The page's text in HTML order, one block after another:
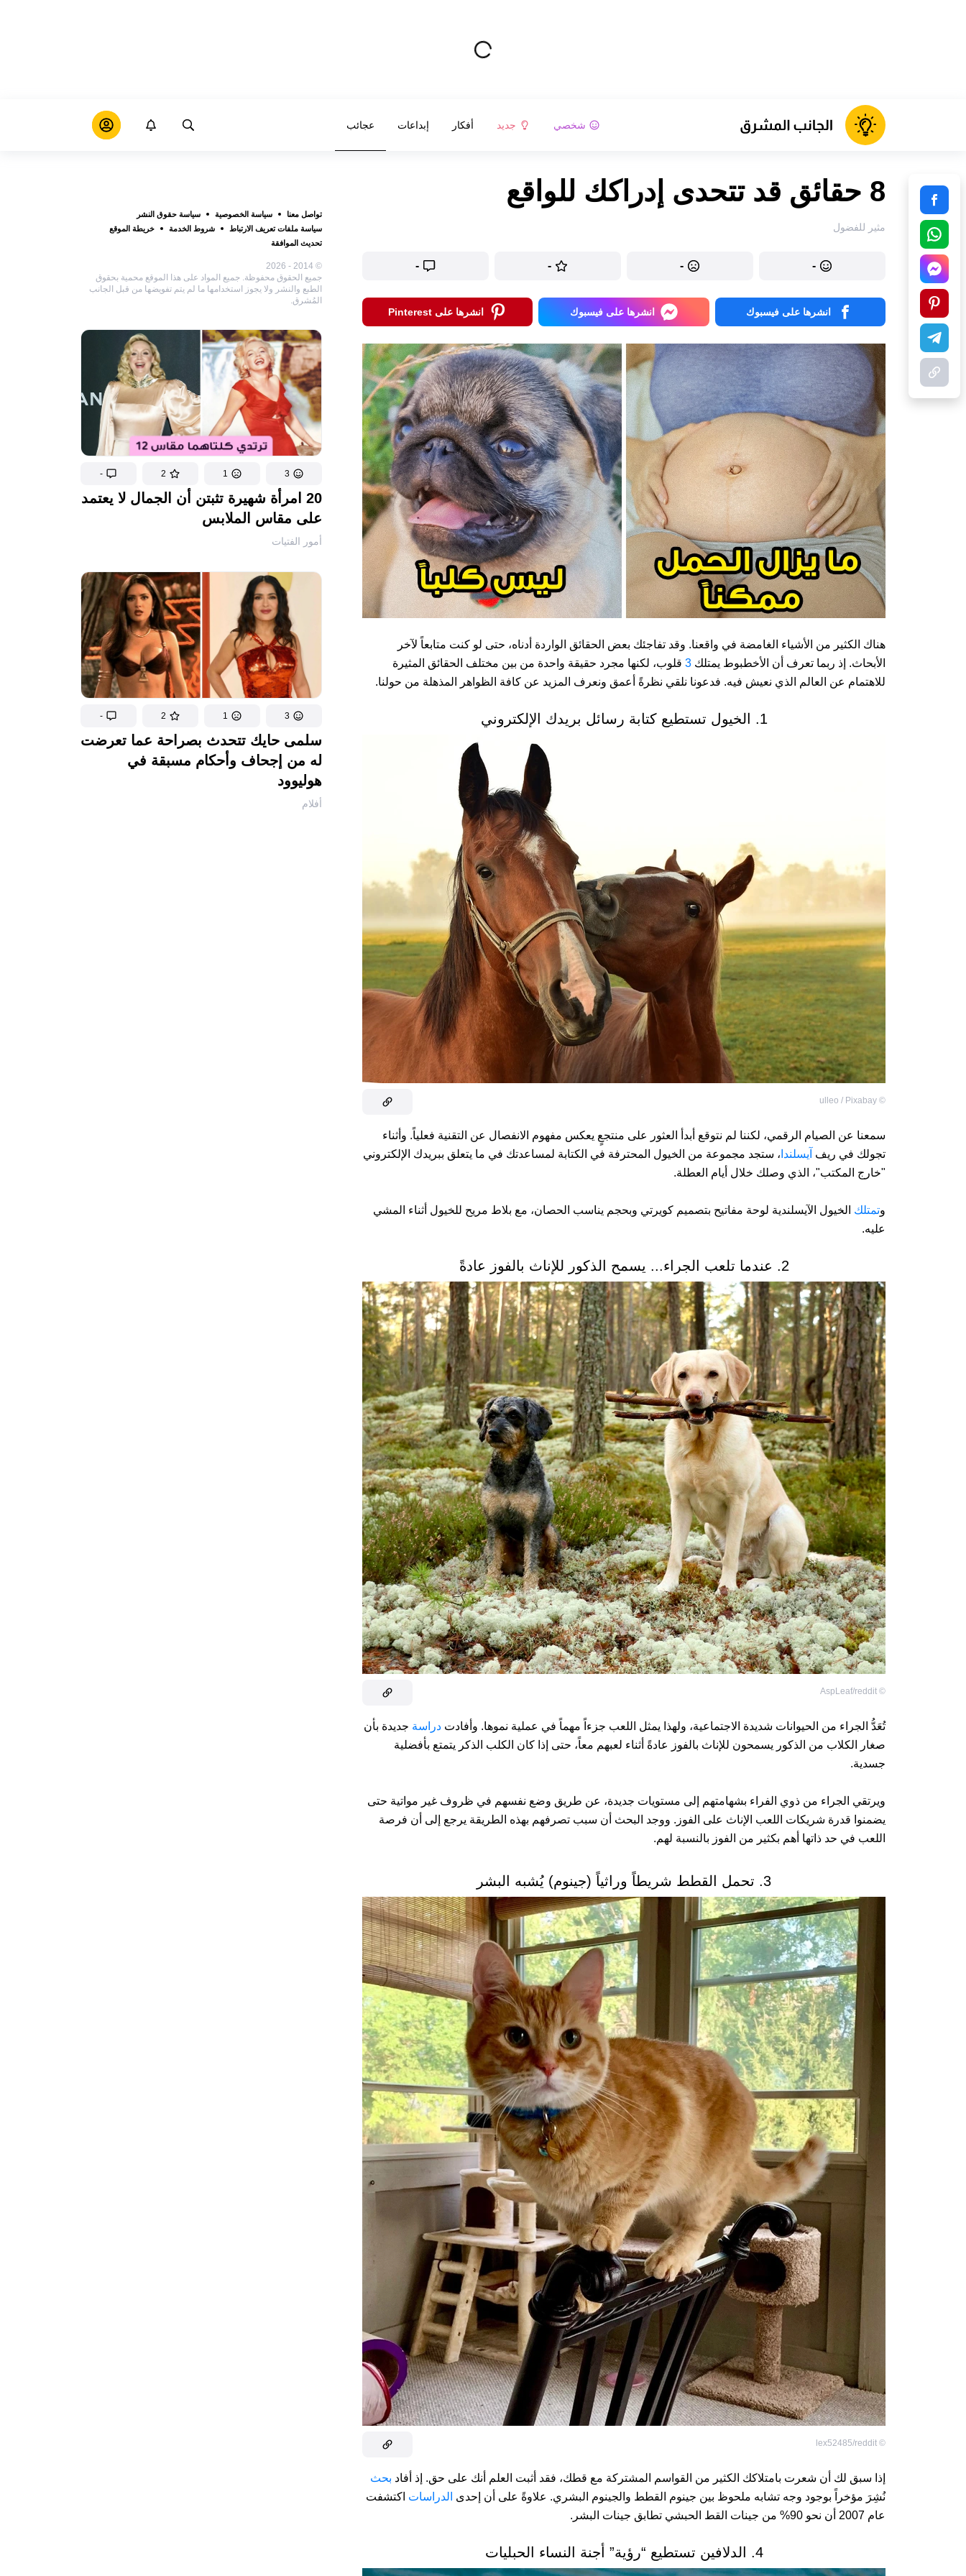
شخصي جديد أفكار إبداعات عجائب
تواصل معنا سياسة الخصوصية
سياسة حقوق النشر
سياسة ملفات تعريف الارتباط
شروط الخدمة
خريطة الموقع
تحديث الموافقة
© 2014 - 2026
جميع الحقوق محفوظة. جميع المواد على هذا الموقع محمية بحقوق
الطبع والنشر ولا يجوز استخدامها ما لم يتم تفويضها من قبل الجانب
المُشرق.
3
1
2
-
20 امرأة شهيرة تثبتن أن الجمال لا يعتمد
على مقاس الملابس
أمور الفتيات
3
1
2
-
سلمى حايك تتحدث بصراحة عما تعرضت
له من إجحاف وأحكام مسبقة في
هوليوود
أفلام
8 حقائق قد تتحدى إدراكك للواقع
مثير للفضول
-
-
-
-
انشرها على فيسبوك انشرها على فيسبوك انشرها على Pinterest
هناك الكثير من الأشياء الغامضة في واقعنا. وقد تفاجئك بعض الحقائق الواردة أدناه، حتى لو كنت متابعاً لآخر
الأبحاث. إذ ربما تعرف أن الأخطبوط يمتلك 3 قلوب، لكنها مجرد حقيقة واحدة من بين مختلف الحقائق المثيرة
للاهتمام عن العالم الذي نعيش فيه. فدعونا نلقي نظرةً أعمق ونعرف المزيد عن كافة الظواهر المذهلة من حولنا.
1. الخيول تستطيع كتابة رسائل بريدك الإلكتروني
©
ulleo / Pixabay
سمعنا عن الصيام الرقمي، لكننا لم نتوقع أبدأ العثور على منتجعٍ يعكس مفهوم الانفصال عن التقنية فعلياً. وأثناء
تجولك في ريف آيسلندا ، ستجد مجموعة من الخيول المحترفة في الكتابة لمساعدتك في ما يتعلق ببريدك الإلكتروني
"خارج المكتب"، الذي وصلك خلال أيام العطلة.
وتمتلك الخيول الآيسلندية لوحة مفاتيح بتصميم كويرتي وبحجم يناسب الحصان، مع بلاط مريح للخيول أثناء المشي
عليه.
2. عندما تلعب الجراء... يسمح الذكور للإناث بالفوز عادةً
©
AspLeaf/reddit
تُعَدُّ الجراء من الحيوانات شديدة الاجتماعية، ولهذا يمثل اللعب جزءاً مهماً في عملية نموها. وأفادت دراسة جديدة بأن
صغار الكلاب من الذكور يسمحون للإناث بالفوز عادةً أثناء لعبهم معاً، حتى إذا كان الكلب الذكر يتمتع بأفضلية
جسدية.
ويرتقي الجراء من ذوي الفراء بشهامتهم إلى مستويات جديدة، عن طريق وضع نفسهم في ظروف غير مواتية حتى
يضمنوا قدرة شريكات اللعب الإناث على الفوز. ووجد البحث أن سبب تصرفهم بهذه الطريقة يرجع إلى أن فرصة
اللعب في حد ذاتها أهم بكثير من الفوز بالنسبة لهم.
3. تحمل القطط شريطاً وراثياً (جينوم) يُشبه البشر
©
lex52485/reddit
إذا سبق لك أن شعرت بامتلاكك الكثير من القواسم المشتركة مع قطك، فقد أثبت العلم أنك على حق. إذ أفاد بحث
نُشِرَ مؤخراً بوجود وجه تشابه ملحوظ بين جينوم القطط والجينوم البشري. علاوةً على أن إحدى الدراسات اكتشفت
عام 2007 أن نحو 90% من جينات القط الحبشي تطابق جينات البشر.
4. الدلافين تستطيع “رؤية” أجنة النساء الحبليات